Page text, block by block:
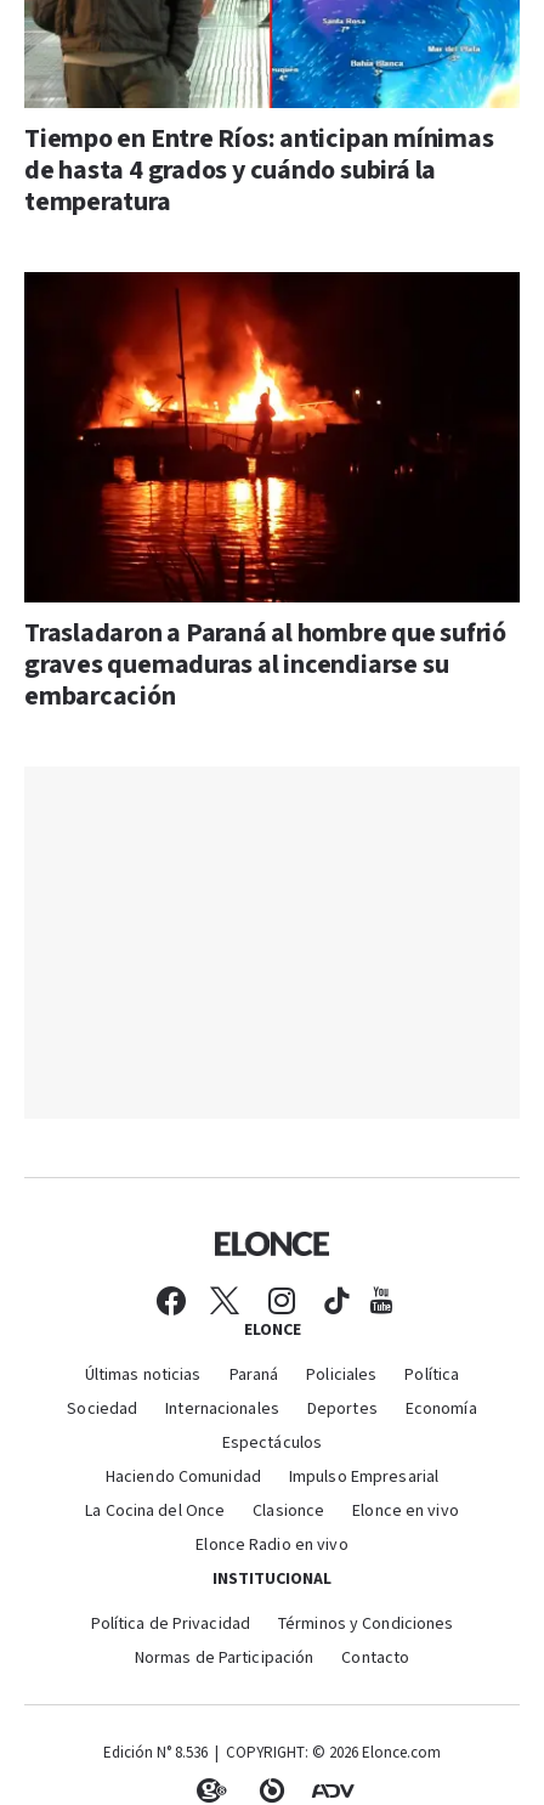
Tiempo en Entre Ríos: anticipan mínimas
de hasta 4 grados y cuándo subirá la
temperatura
Trasladaron a Paraná al hombre que sufrió
graves quemaduras al incendiarse su
embarcación
ELONCE
Últimas noticias Paraná Policiales
Política
Sociedad
Internacionales Deportes
Economía
Espectáculos
Haciendo Comunidad
Impulso Empresarial
La Cocina del Once
Clasionce
Elonce en vivo
Elonce Radio en vivo
INSTITUCIONAL
Política de Privacidad
Términos y Condiciones
Normas de Participación
Contacto
Edición N° 8.536 | COPYRIGHT: © 2026 Elonce.com